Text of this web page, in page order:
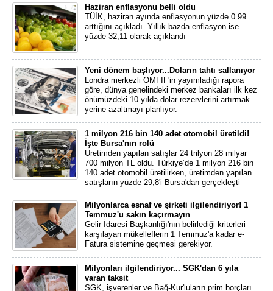
Haziran enflasyonu belli oldu
TÜİK, haziran ayında enflasyonun yüzde 0.99
arttığını açıkladı. Yıllık bazda enflasyon ise
yüzde 32,11 olarak açıklandı
Yeni dönem başlıyor...Doların tahtı sallanıyor
Londra merkezli OMFIF'in yayımladığı rapora
göre, dünya genelindeki merkez bankaları ilk kez
önümüzdeki 10 yılda dolar rezervlerini artırmak
yerine azaltmayı planlıyor.
1 milyon 216 bin 140 adet otomobil üretildi!
İşte Bursa'nın rolü
Üretimden yapılan satışlar 24 trilyon 28 milyar
700 milyon TL oldu. Türkiye’de 1 milyon 216 bin
140 adet otomobil üretilirken, üretimden yapılan
satışların yüzde 29,8'i Bursa'dan gerçekleşti
Milyonlarca esnaf ve şirketi ilgilendiriyor! 1
Temmuz'u sakın kaçırmayın
Gelir İdaresi Başkanlığı'nın belirlediği kriterleri
karşılayan mükelleflerin 1 Temmuz'a kadar e-
Fatura sistemine geçmesi gerekiyor.
Milyonları ilgilendiriyor... SGK'dan 6 yıla
varan taksit
SGK, işverenler ve Bağ-Kur'luların prim borçları